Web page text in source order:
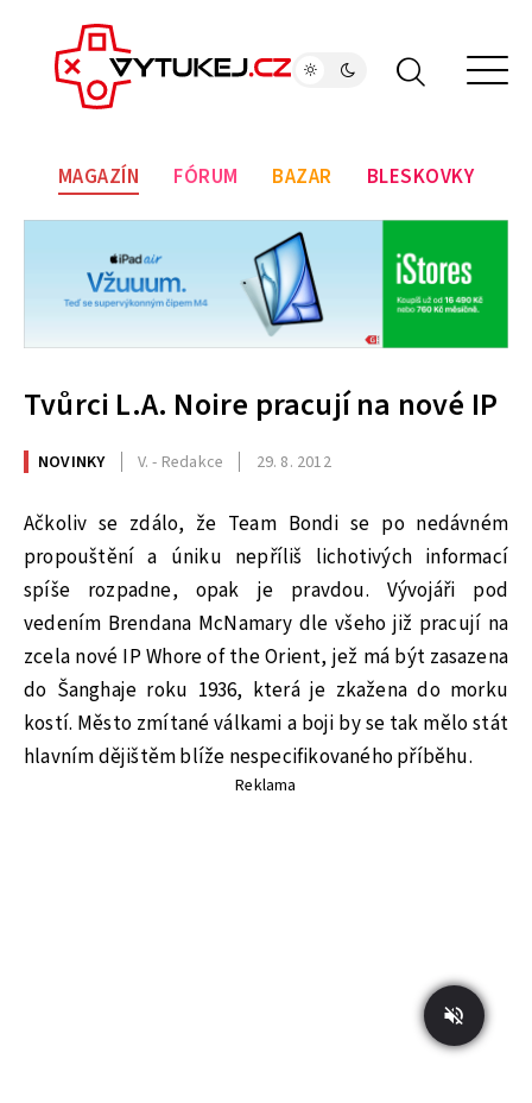
MAGAZÍN FÓRUM BAZAR BLESKOVKY
Tvůrci L.A. Noire pracují na nové IP
NOVINKY V. - Redakce 29. 8. 2012
Ačkoliv se zdálo, že Team Bondi se po nedávném
propouštění a úniku nepříliš lichotivých informací
spíše rozpadne, opak je pravdou. Vývojáři pod
vedením Brendana McNamary dle všeho již pracují na
zcela nové IP Whore of the Orient, jež má být zasazena
do Šanghaje roku 1936, která je zkažena do morku
kostí. Město zmítané válkami a boji by se tak mělo stát
hlavním dějištěm blíže nespecifikovaného příběhu.
Reklama